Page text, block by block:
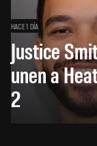
HACE 1 DÍA
Justice
unen a
2